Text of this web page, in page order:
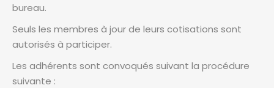
bureau.
Seuls les membres à jour de leurs cotisations sont
autorisés à participer.
Les adhérents sont convoqués suivant la procédure
suivante :